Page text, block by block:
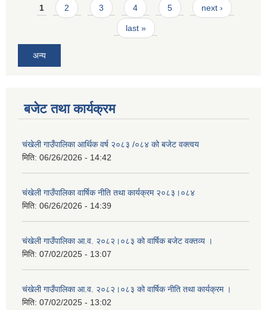
Pages
1 2 3 4 5 next ›
last »
अन्य
बजेट तथा कार्यक्रम
चंखेली गाउँपालिका आर्थिक वर्ष २०८३ /०८४ को बजेट वक्त्वय
मिति: 06/26/2026 - 14:42
चंखेली गाउँपालिका वार्षिक नीति तथा कार्यक्रम २०८३।०८४
मिति: 06/26/2026 - 14:39
चंखेली गाउँपालिका आ.व. २०८२।०८३ को वार्षिक बजेट वक्तव्य ।
मिति: 07/02/2025 - 13:07
चंखेली गाउँपालिका आ.व. २०८२।०८३ को वार्षिक नीति तथा कार्यक्रम ।
मिति: 07/02/2025 - 13:02